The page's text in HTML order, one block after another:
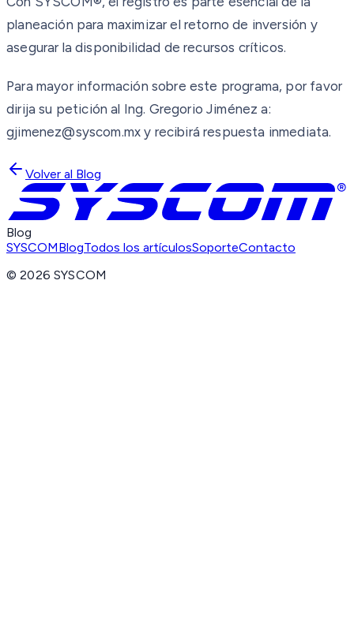
planeación para maximizar el retorno de inversión y
asegurar la disponibilidad de recursos críticos.
Para mayor información sobre este programa, por favor
dirija su petición al Ing. Gregorio Jiménez a:
gjimenez@syscom.mx y recibirá respuesta inmediata.
Volver al Blog
Blog
SYSCOMBlogTodos los artículosSoporteContacto
©2026 SYSCOM